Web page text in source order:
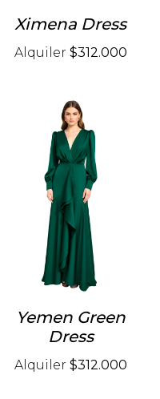
Ximena Dress
Alquiler $312.000
Yemen Green
Dress
Alquiler $312.000